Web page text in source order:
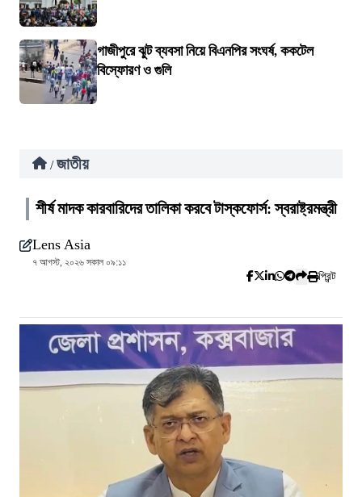
গাজীপুরে ঝুট ব্যবসা নিয়ে বিএনপির সংঘর্ষ, ককটেল
বিস্ফোরণ ও গুলি
/ জাতীয়
শীর্ষ মাদক কারবারিদের তালিকা করবে টাস্কফোর্স: স্বরাষ্ট্রমন্ত্রী
Lens Asia
৭ আগস্ট, ২০২৬ সকাল ০৯:১১
প্রিন্ট